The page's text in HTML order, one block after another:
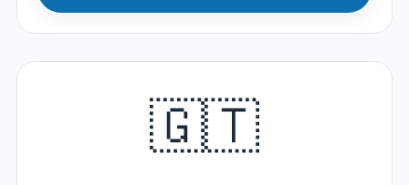
🇬🇹